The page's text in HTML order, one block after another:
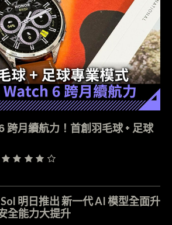
跨月續航力！首創羽毛球 + 足球
明日推出 新一代 AI 模型全面升
全能力大提升